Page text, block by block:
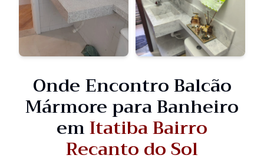
Onde Encontro Balcão
Mármore para Banheiro
emItatiba Bairro
Recanto do Sol